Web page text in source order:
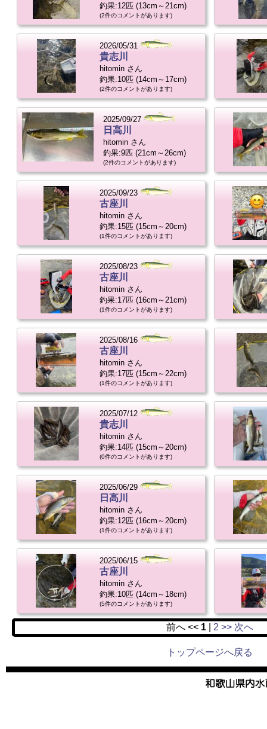
釣果:12匹 (13cm～21cm)
(2件のコメントがあります)
2026/05/31
貴志川
hitomin さん
釣果:10匹 (14cm～17cm)
(2件のコメントがあります)
2025/09/27
日高川
hitomin さん
釣果:9匹 (21cm～26cm)
(2件のコメントがあります)
2025/09/23
古座川
hitomin さん
釣果:15匹 (15cm～20cm)
(1件のコメントがあります)
2025/08/23
古座川
hitomin さん
釣果:17匹 (16cm～21cm)
(1件のコメントがあります)
2025/08/16
古座川
hitomin さん
釣果:17匹 (15cm～22cm)
(1件のコメントがあります)
2025/07/12
貴志川
hitomin さん
釣果:14匹 (15cm～20cm)
(0件のコメントがあります)
2025/06/29
日高川
hitomin さん
釣果:12匹 (16cm～20cm)
(1件のコメントがあります)
2025/06/15
古座川
hitomin さん
釣果:10匹 (14cm～18cm)
(5件のコメントがあります)
前へ << 1| 2 >> 次へ
トップページへ戻る